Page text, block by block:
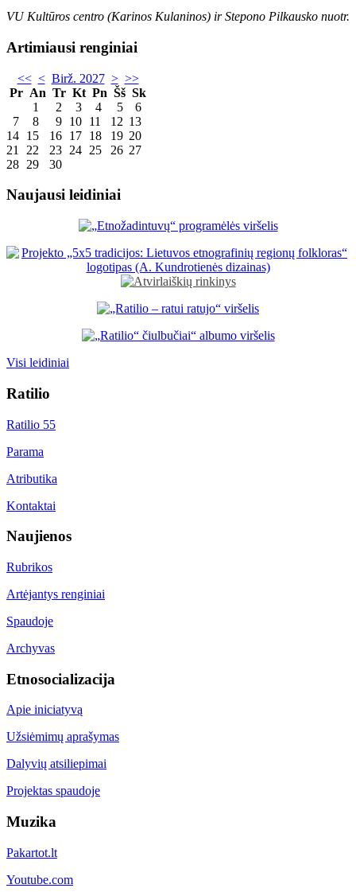
VU Kultūros centro (Karinos Kulaninos) ir Stepono Pilkausko nuotr.
Artimiausi renginiai
<< < Birž. 2027 > >>
Pr An Tr Kt Pn Šš Sk
1
2 3 4 5
6
7
8 9 10 11 12 13
14 15 16 17 18 19 20
21
22 23 24 25 26 27
28 29 30
Naujausi leidiniai
Visi leidiniai
Ratilio
Ratilio 55
Parama
Atributika
Kontaktai
Naujienos
Rubrikos
Artėjantys renginiai
Spaudoje
Archyvas
Etnosocializacija
Apie iniciatyvą
Užsiėmimų aprašymas
Dalyvių atsiliepimai
Projektas spaudoje
Muzika
Pakartot.lt
Youtube.com